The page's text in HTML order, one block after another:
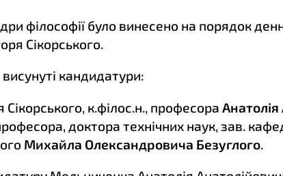
філософії було винесено на порядок
Сікорського.
кандидатури:
Сікорського, к.філос.н., професора
доктора технічних наук, зав.
Михайла Олександровича Безуглого.